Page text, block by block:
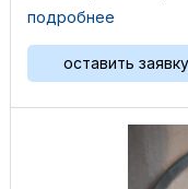
подробнее
оставить заявку